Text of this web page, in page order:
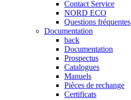
Contact Service
NORD ECO
Questions fréquentes
Documentation
back
Documentation
Prospectus
Catalogues
Manuels
Pièces de rechange
Certificats